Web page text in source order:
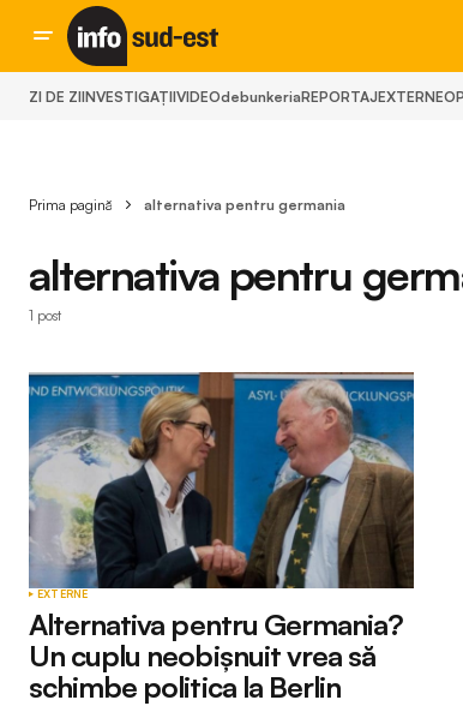
ZI DE ZIINVESTIGAȚIIVIDEOdebunkeriaREPORTAJEXTERNE
Prima pagină alternativa pentru germania
alternativa pentru
1 post
EXTERNE
Alternativa pentru Germania?
Un cuplu neobișnuit vrea să
schimbe politica la Berlin